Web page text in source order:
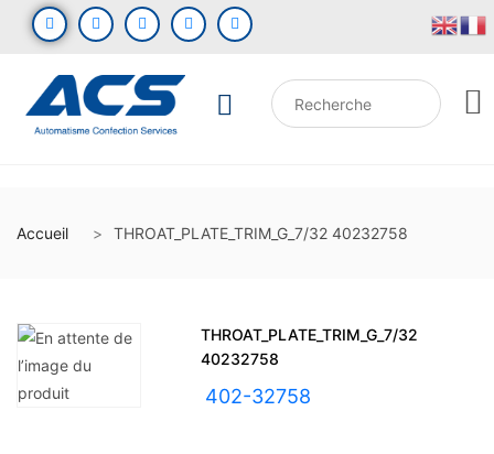
Accueil THROAT_PLATE_TRIM_G_7/32 40232758
THROAT_PLATE_TRIM_G_7/32
40232758
402-32758